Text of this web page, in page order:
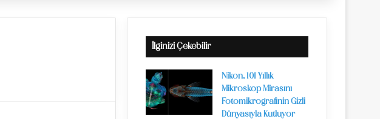
İlginizi Çekebilir
Nikon, 101 Yıllık
Mikroskop Mirasını
Fotomikrografinin Gizli
Dünyasıyla Kutluyor